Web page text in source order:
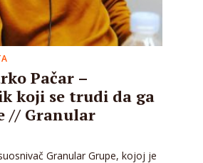
Pačar –
koji se trudi da ga
// Granular
Granular Grupe, kojoj je